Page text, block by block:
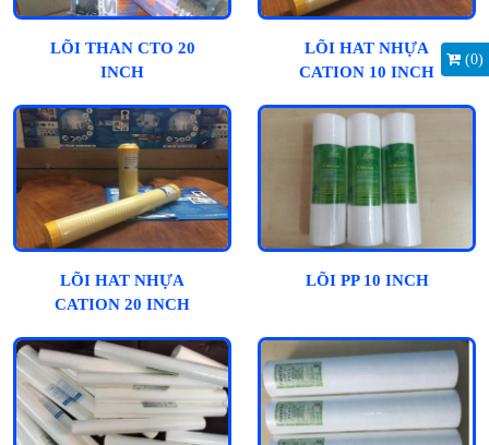
(0)
LÕI THAN CTO 20
INCH
LÕI HAT NHỰA
CATION 10 INCH
LÕI HAT NHỰA
CATION 20 INCH
LÕI PP 10 INCH